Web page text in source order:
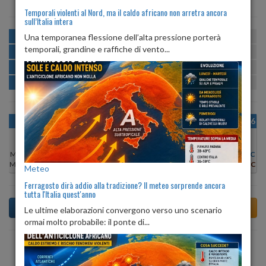
MATTINA min:22º max:30º U:
POMERIGGIO min:29º max:30º
SERA min:25º max:30º U:69% 81%
NOTTE min: 22º max:25º U:75%
OGGI
Min:
24°C
Max:33°C
MAR 11
Min:
Max:33°C
MER 12
Min:22°C
Max:32°C
GIO 13
Min:
23°C
Max:31°C
VEN 14
Max:31°C
SAB 15
Min:21°C
Max:30°C
DOM 16
22°C
Max:30°C
Previsioni del Tempo a Agropoli tra 6 giorni
Temporali violenti al Nord, ma il caldo africano non arretra ancora
sull’Italia intera
Una temporanea flessione dell’alta pressione porterà
temporali, grandine e raffiche di vento...
Meteo
Ferragosto dirà addio alla tradizione? Il meteo sorprende ancora
tutta l'Italia quest'anno
Le ultime elaborazioni convergono verso uno scenario
ormai molto probabile: il ponte di...